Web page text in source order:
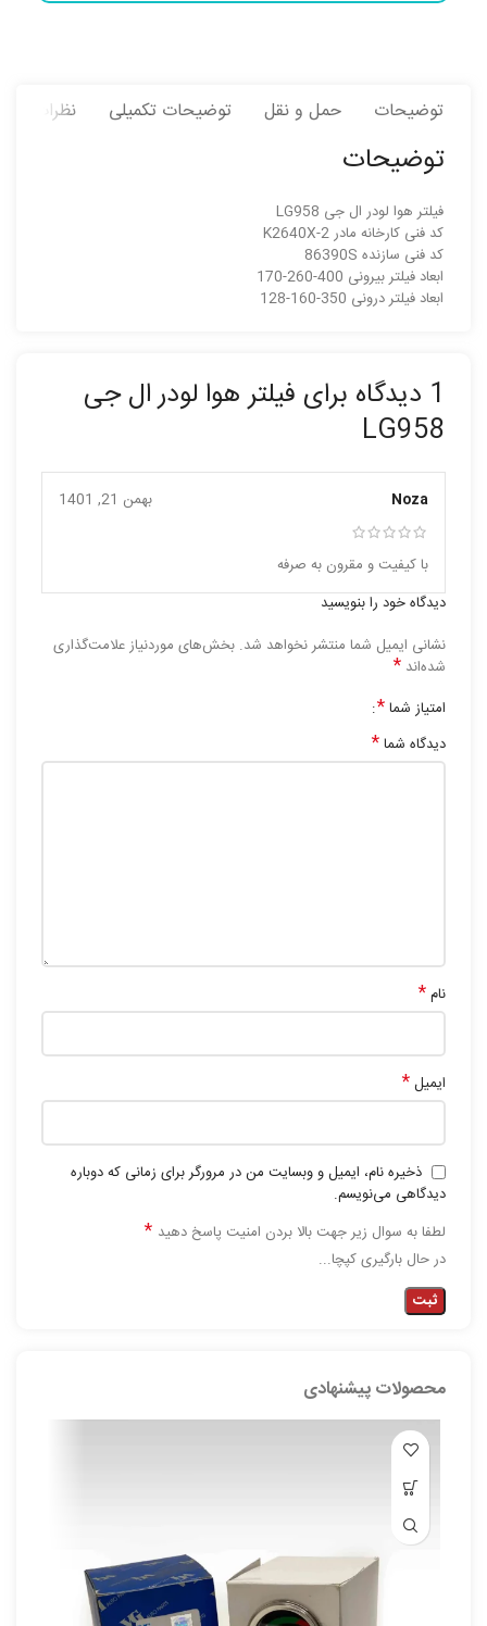
توضیحات حمل و نقل توضیحات تکمیلی نظرات (1)
توضیحات
فیلتر هوا لودر ال جی LG958
کد فنی کارخانه مادر K2640X-2
کد فنی سازنده 86390S
ابعاد فیلتر بیرونی 400-260-170
ابعاد فیلتر درونی 350-160-128
1 دیدگاه برای
فیلتر هوا لودر ال جی
LG958
Noza بهمن 21, 1401
با کیفیت و مقرون به صرفه
دیدگاه خود را بنویسید
نشانی ایمیل شما منتشر نخواهد شد. بخش‌های موردنیاز علامت‌گذاری
شده‌اند *
امتیاز شما*
دیدگاه شما*
نام*
ایمیل*
ذخیره نام، ایمیل و وبسایت من در مرورگر برای زمانی که دوباره
دیدگاهی می‌نویسم.
لطفا به سوال زیر جهت بالا بردن امنیت پاسخ دهید *
در حال بارگیری کپچا...
محصولات پیشنهادی